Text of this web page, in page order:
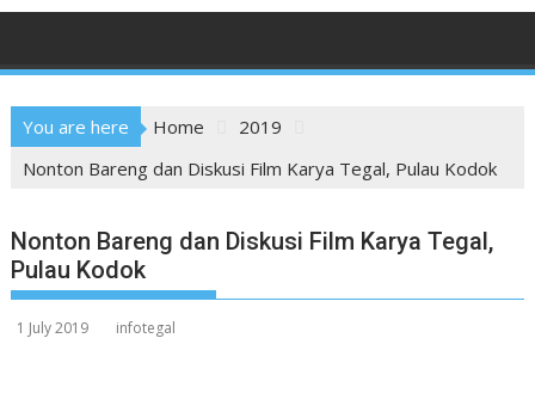
You are here Home
2019
Nonton Bareng dan Diskusi Film Karya Tegal, Pulau Kodok
Nonton Bareng dan Diskusi Film Karya Tegal,
Pulau Kodok
1 July 2019 infotegal